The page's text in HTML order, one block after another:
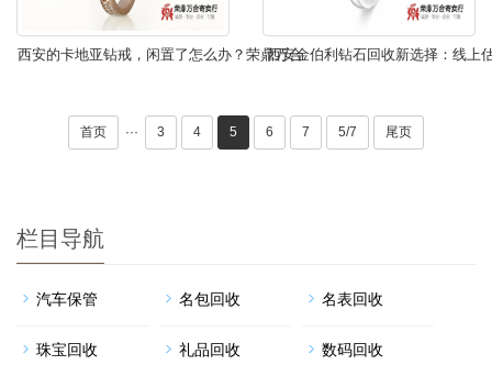
西安的卡地亚钻戒，闲置了怎么办？荣鼎万合西安金伯利钻石回收新选择：线上
首页 ··· 3 4 5 6 7 5/7 尾页
栏目导航
汽车保管 名包回收 名表回收
珠宝回收 礼品回收 数码回收